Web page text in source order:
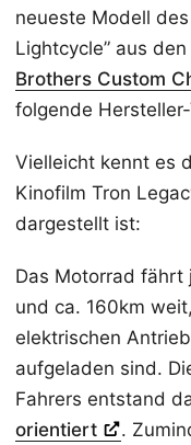
neueste Modell
Lightcycle” aus
Brothers Custom
folgende
Vielleicht kennt es
Kinofilm Tron
dargestellt ist:
Das Motorrad fährt
und ca. 160km
elektrischen
aufgeladen sind.
Fahrers entstand
orientiert
.